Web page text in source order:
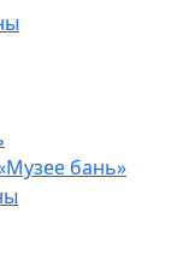
бань»